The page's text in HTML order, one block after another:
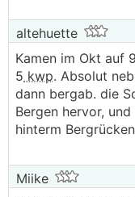
altehuette
Kamen im Okt auf
5 kwp. Absolut
dann bergab. die
Bergen hervor,
hinterm
Miike